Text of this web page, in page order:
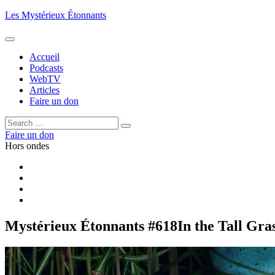
Aller
contenu
Les Mystérieux Étonnants
Accueil
Podcasts
WebTV
Articles
Faire un don
Rechercher :
Rechercher
Faire un don
Hors ondes
Mystérieux Étonnants #618In the Tall